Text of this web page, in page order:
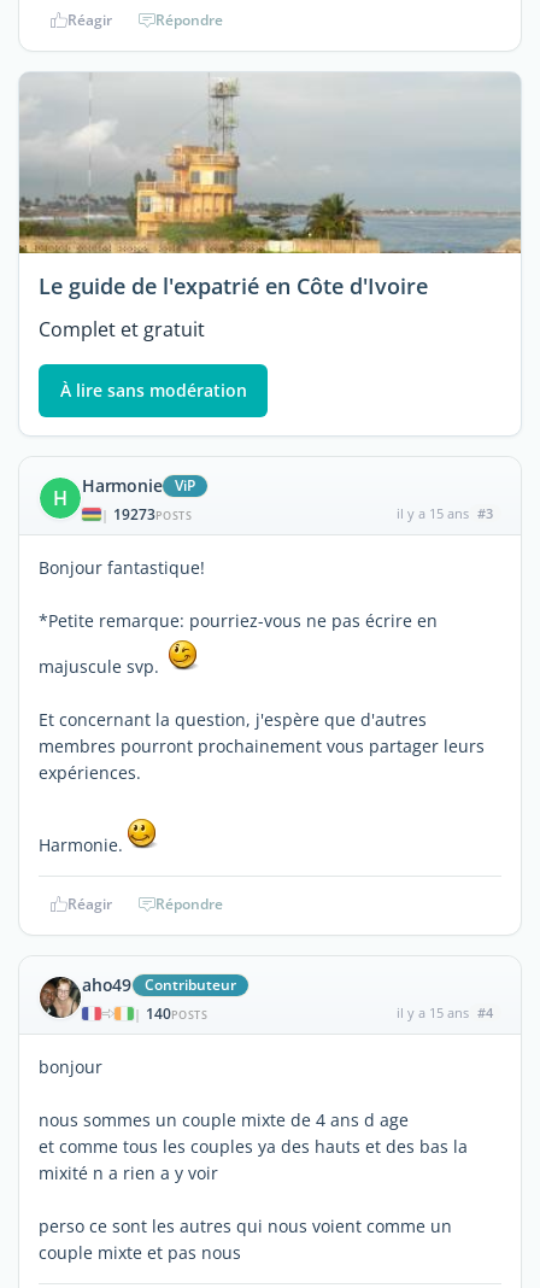
Réagir Répondre
Le guide de l'expatrié en Côte d'Ivoire
Complet et gratuit
À lire sans modération
H Harmonie ViP
| 19273POSTS il y a 15 ans #3
Bonjour fantastique!
*Petite remarque: pourriez-vous ne pas écrire en
majuscule svp.
Et concernant la question, j'espère que d'autres
membres pourront prochainement vous partager leurs
expériences.
Harmonie.
Réagir Répondre
aho49 Contributeur
| 140POSTS il y a 15 ans #4
bonjour
nous sommes un couple mixte de 4 ans d age
et comme tous les couples ya des hauts et des bas la
mixité n a rien a y voir
perso ce sont les autres qui nous voient comme un
couple mixte et pas nous